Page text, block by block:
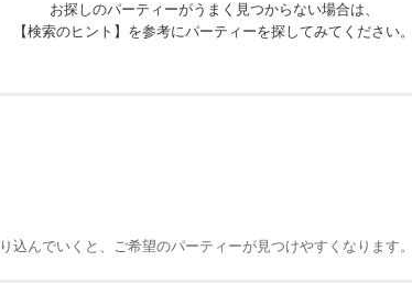
お探しのパーティーがうまく見つからない場合は、
【検索のヒント】を参考にパーティーを探してみてください。
んでいくと、ご希望のパーティーが見つけやすくなります。